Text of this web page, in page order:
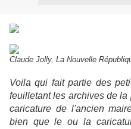
Claude Jolly, La Nouvelle
Voila qui fait partie des
feuilletant les archives de la
caricature de l'ancien
bien que le ou la